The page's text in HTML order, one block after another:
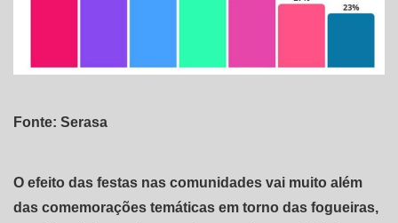
Fonte: Serasa
O efeito das festas nas comunidades vai muito além
das comemorações temáticas em torno das fogueiras,